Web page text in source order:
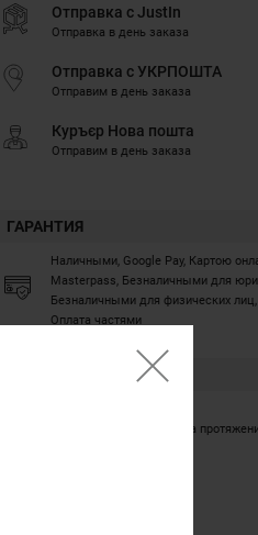
Отправка с JustIn
Отправка в день заказа
Отправка с УКРПОШТА
Отправим в день заказа
Куръєр Нова пошта
Отправим в день заказа
ГАРАНТИЯ
Наличными, Google Pay, Картою
Masterpass, Безналичными для
Безналичными для физических лиц,
Оплата частями
Обмен/возврат товара на